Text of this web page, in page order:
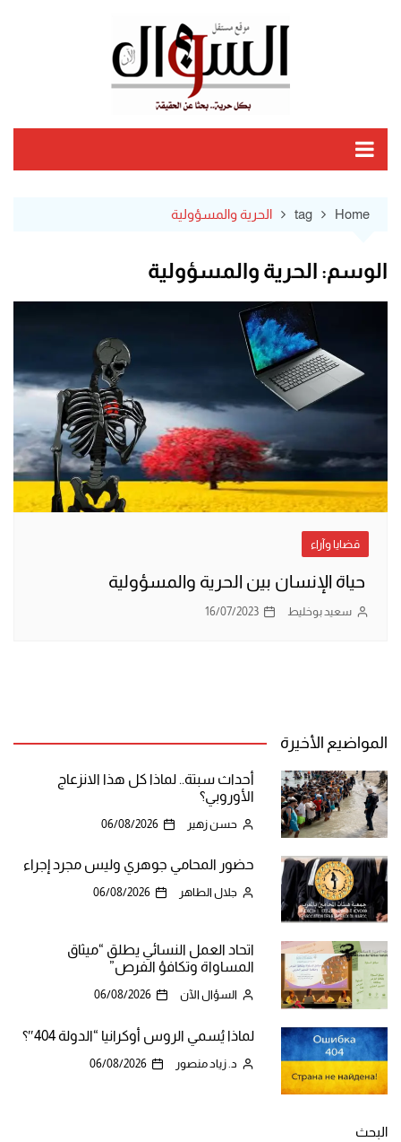
Home
tag الحرية والمسؤولية
الوسم: الحرية والمسؤولية
قضايا وآراء
حياة الإنسان بين الحرية والمسؤولية
سعيد بوخليط 16/07/2023
المواضيع الأخيرة
أحداث سبتة.. لماذا كل هذا الانزعاج
الأوروبي؟
حسن زهير 06/08/2026
حضور المحامي جوهري وليس مجرد إجراء
جلال الطاهر 06/08/2026
اتحاد العمل النسائي يطلق “ميثاق
المساواة وتكافؤ الفرص”
السؤال الآن 06/08/2026
لماذا يُسمي الروس أوكرانيا “الدولة 404″؟
د. زياد منصور 06/08/2026
البحث